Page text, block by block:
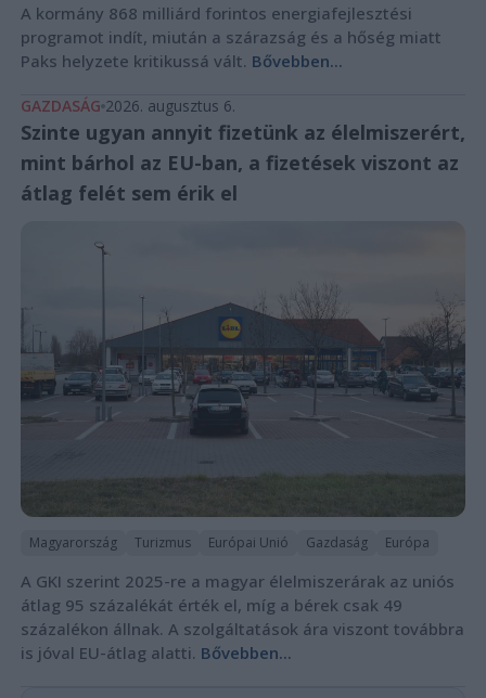
A kormány 868 milliárd forintos energiafejlesztési
programot indít, miután a szárazság és a hőség miatt
Paks helyzete kritikussá vált. Bővebben...
GAZDASÁG 2026. augusztus 6.
Szinte ugyan annyit fizetünk az élelmiszerért,
mint bárhol az EU-ban, a fizetések viszont az
átlag felét sem érik el
Magyarország Turizmus Európai Unió Gazdaság Európa
A GKI szerint 2025-re a magyar élelmiszerárak az uniós
átlag 95 százalékát érték el, míg a bérek csak 49
százalékon állnak. A szolgáltatások ára viszont továbbra
is jóval EU-átlag alatti. Bővebben...